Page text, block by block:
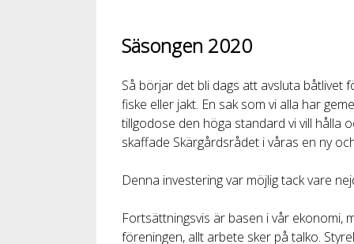
Säsongen 2020
Så börjar det bli dags att avsluta båtlivet
fiske eller jakt. En sak som vi alla har
tillgodose den höga standard vi vill hålla
skaffade Skärgårdsrådet i våras en ny
Denna investering var möjlig tack vare
Fortsättningsvis är basen i vår ekonomi,
föreningen, allt arbete sker på talko.